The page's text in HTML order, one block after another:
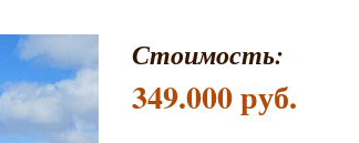
Стоимость:
349.000 руб.